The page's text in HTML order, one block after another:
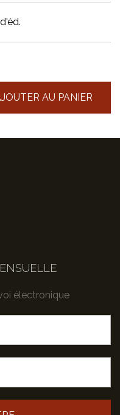
AU PANIER
électronique